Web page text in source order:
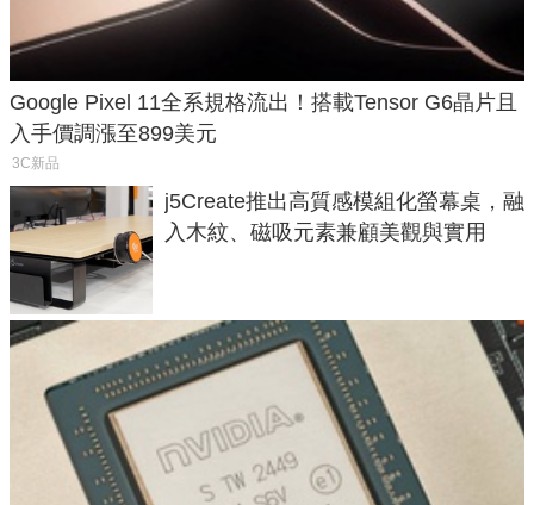
Google Pixel 11全系規格流出！搭載Tensor G6晶片且
入手價調漲至899美元
3C新品
j5Create推出高質感模組化螢幕桌，融
入木紋、磁吸元素兼顧美觀與實用